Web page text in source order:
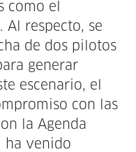
como el
Al respecto, se
de dos pilotos
generar
escenario, el
con las
la Agenda
venido